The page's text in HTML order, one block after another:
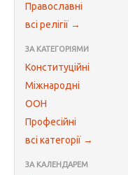
Православні
всі релігії →
ЗА КАТЕГОРІЯМИ
Конституційні
Міжнародні
ООН
Професійні
всі категорії →
ЗА КАЛЕНДАРЕМ